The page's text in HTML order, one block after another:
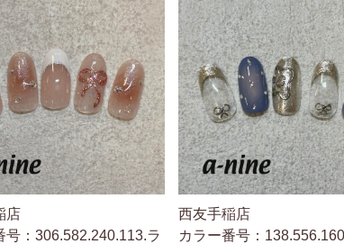
店
号：306.582.240.113.ラ
西友手稲店
カラー番号：